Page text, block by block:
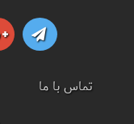
تماس با ما